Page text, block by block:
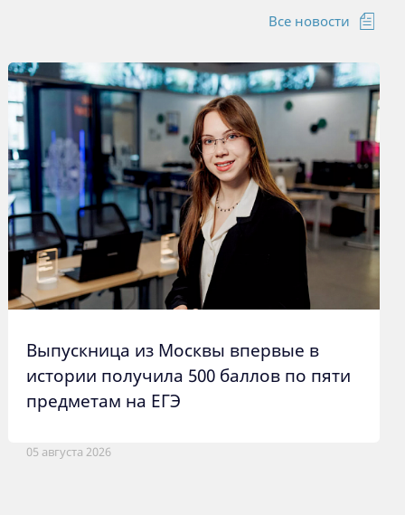
Все новости
Выпускница из Москвы впервые в
истории получила 500 баллов по пяти
предметам на ЕГЭ
05 августа 2026